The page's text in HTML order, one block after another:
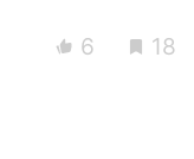
6 18